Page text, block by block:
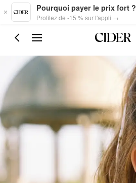
Skip to main content
Pourquoi payer le prix fort ?
Profitez de -15 % sur l'appli →